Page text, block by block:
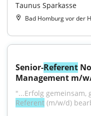
Taunus Sparkasse
Bad Homburg vor der
Senior-Referent
Management m/
Referent (m/w/d)